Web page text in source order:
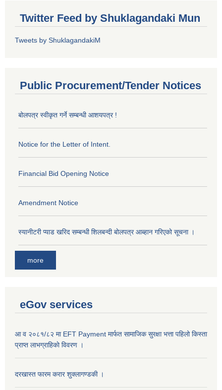
Twitter Feed by Shuklagandaki Mun
Tweets by ShuklagandakiM
Public Procurement/Tender Notices
बोलपत्र स्वीकृत गर्ने सम्बन्धी आशयपत्र !
Notice for the Letter of Intent.
Financial Bid Opening Notice
Amendment Notice
स्यानीटरी प्याड खरिद सम्बन्धी शिलबन्दी बोलपत्र आब्हान गरिएको सूचना ।
more
eGov services
आ व २०८१/८२ मा EFT Payment मार्फत सामाजिक सुरक्षा भत्ता पहिलो किस्ता
प्राप्त लाभग्राहिकाे विवरण ।
दरखास्त फारम करार शुक्लागण्डकी ।